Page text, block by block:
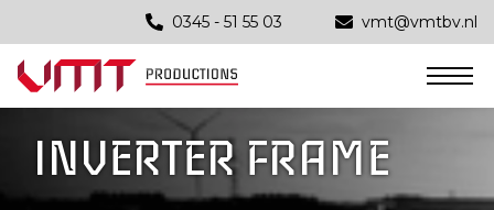
0345 - 51 55 03 vmt@vmtbv.nl
Productie
Assemblage
Automatisering
NIEUWS
INNOVATION LAB
CONTACT
INVERTER FRAME